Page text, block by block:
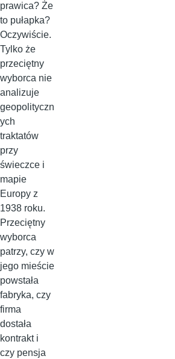
prawica? Że
to pułapka?
Oczywiście.
Tylko że
przeciętny
wyborca nie
analizuje
geopolityczn
ych
traktatów
przy
świeczce i
mapie
Europy z
1938 roku.
Przeciętny
wyborca
patrzy, czy w
jego mieście
powstała
fabryka, czy
firma
dostała
kontrakt i
czy pensja